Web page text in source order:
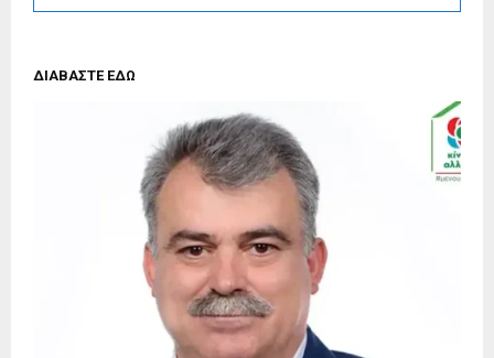
ΔΙΑΒΑΣΤΕ ΕΔΩ